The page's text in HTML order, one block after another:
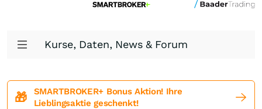
Kurse, Daten, News & Forum
🎁
SMARTBROKER+ Bonus Aktion! Ihre
Lieblingsaktie geschenkt!